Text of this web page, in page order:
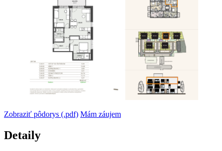
Zobraziť pôdorys (.pdf) Mám záujem
Detaily